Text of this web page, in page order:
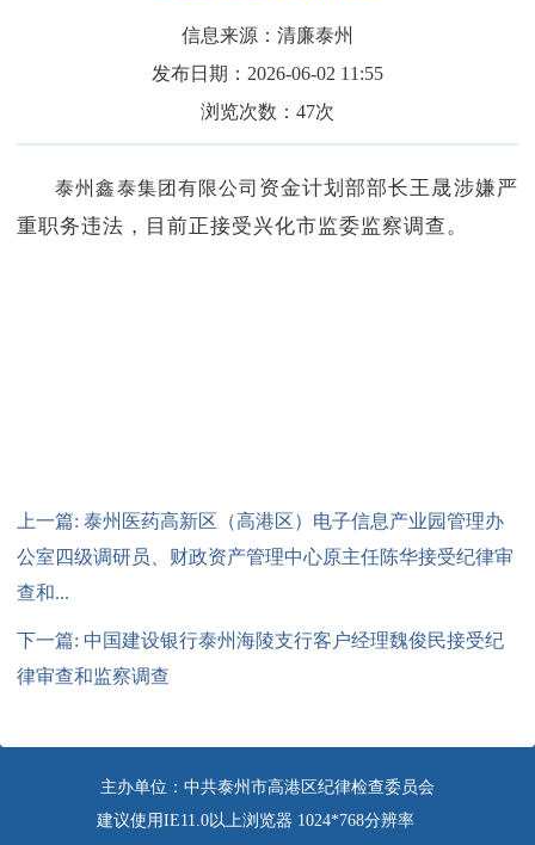
信息来源：清廉泰州
发布日期：2026-06-02 11:55
浏览次数： 47次
泰州鑫泰集团有限公司 资金计划部部长王晟涉嫌严
重职务违法，目前正接受兴化市监委监察调查。
上一篇: 泰州医药高新区（高港区）电子信息产业园管理办
公室四级调研员、财政资产管理中心原主任陈华接受纪律审
查和...
下一篇: 中国建设银行泰州海陵支行客户经理魏俊民接受纪
律审查和监察调查
主办单位：中共泰州市高港区纪律检查委员会
建议使用IE11.0以上浏览器 1024*768分辨率